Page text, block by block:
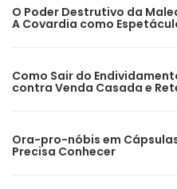
O Poder Destrutivo da
A Covardia como
Como Sair do
contra Venda Casada e
Ora-pro-nóbis em
Precisa Conhecer